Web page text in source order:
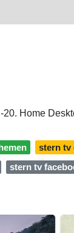
Home
stern tv
stern tv